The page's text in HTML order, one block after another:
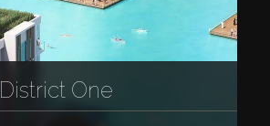
District One